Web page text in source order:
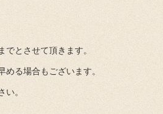
とさせて頂きます。
る場合もございます。
。